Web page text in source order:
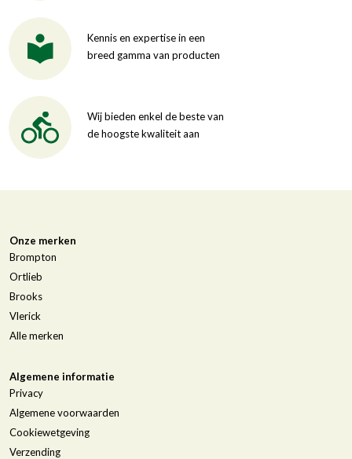
Kennis en expertise in een
breed gamma van producten
Wij bieden enkel de beste van
de hoogste kwaliteit aan
Onze merken
Brompton
Ortlieb
Brooks
Vlerick
Alle merken
Algemene informatie
Privacy
Algemene voorwaarden
Cookiewetgeving
Verzending